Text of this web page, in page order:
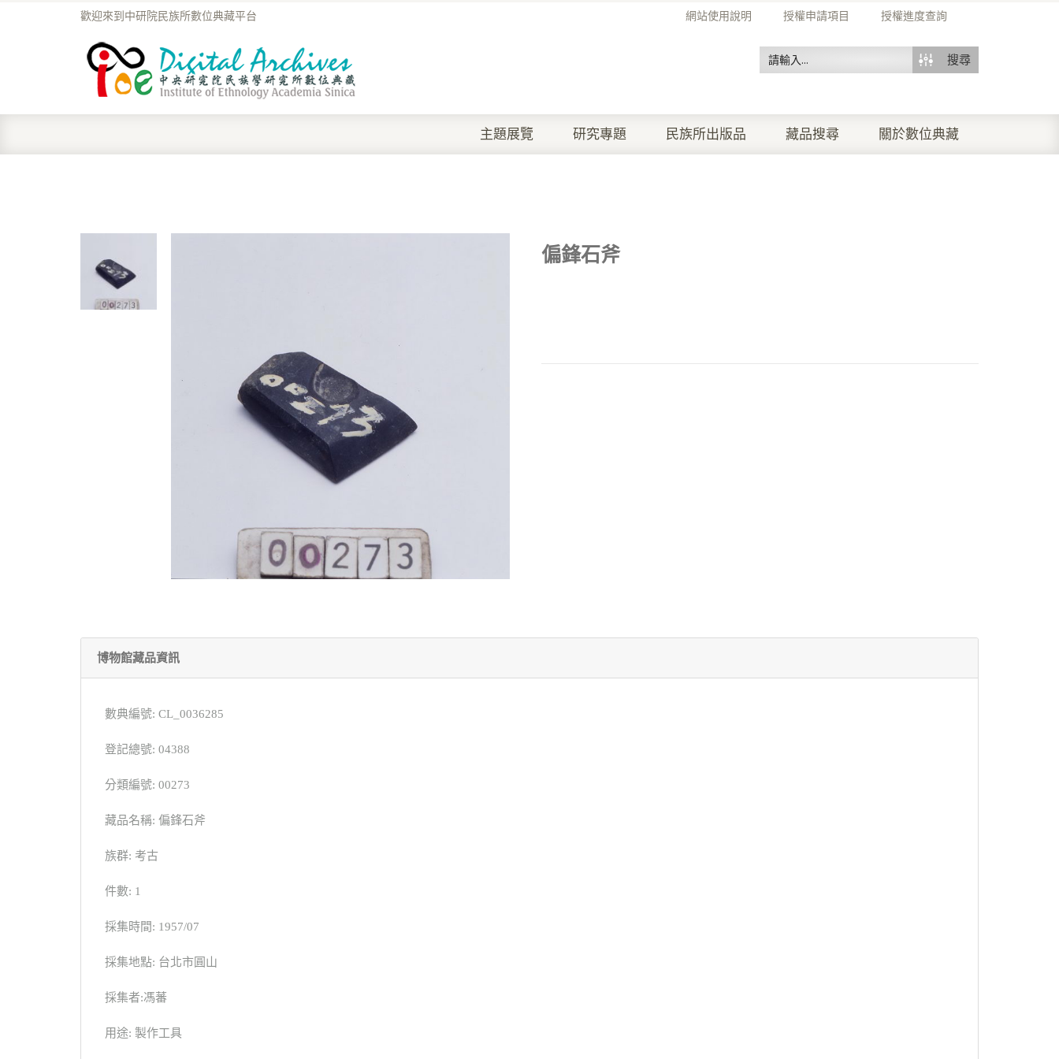
網站使用說明 授權申請項目 授權進度查詢
歡迎來到中研院民族所數位典藏平台
搜尋
主題展覽 研究專題 民族所出版品 藏品搜尋 關於數位典藏
偏鋒石斧
博物館藏品資訊
數典編號: CL_0036285
登記總號: 04388
分類編號: 00273
藏品名稱: 偏鋒石斧
族群: 考古
件數: 1
採集時間: 1957/07
採集地點: 台北市圓山
採集者:馮蕃
用途: 製作工具